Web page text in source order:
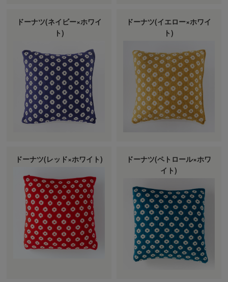
ドーナツ(ネイビー×ホワイ
ト)
ドーナツ(イエロー×ホワイ
ト)
ドーナツ(レッド×ホワイト)
ドーナツ(ペトロール×ホワ
イト)